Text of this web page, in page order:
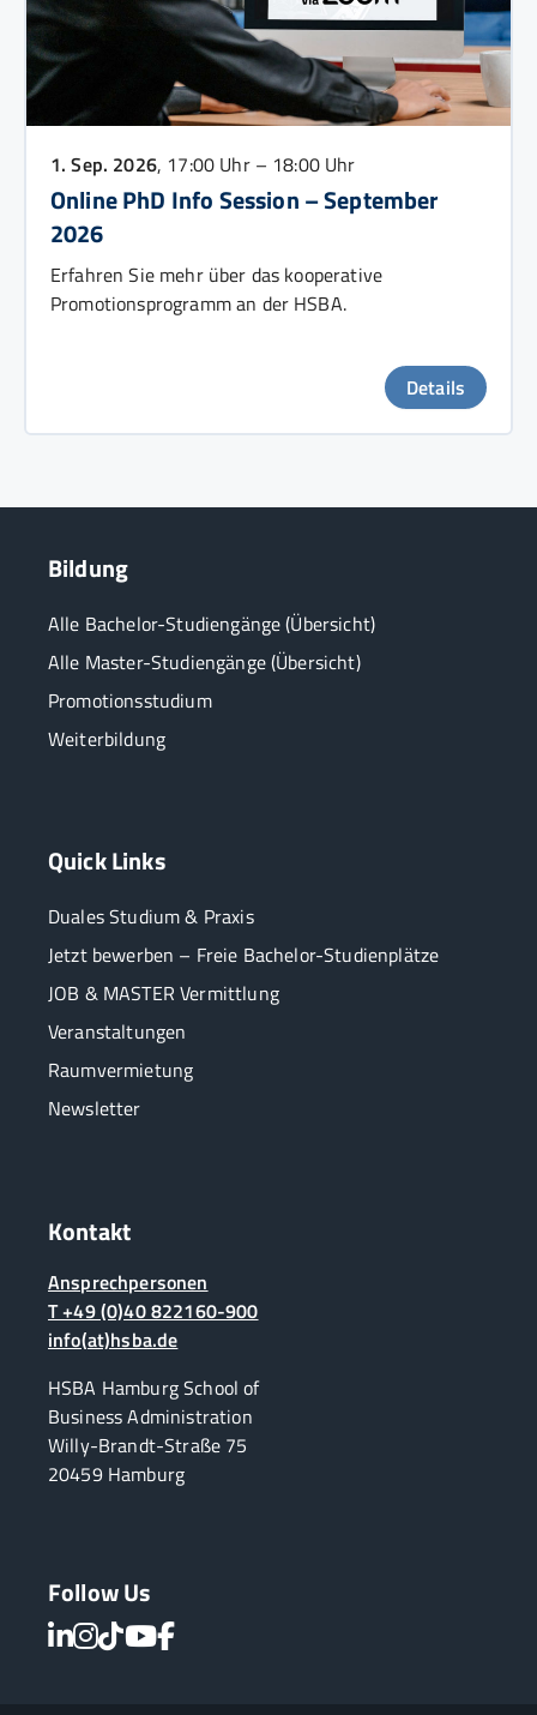
1. Sep. 2026, 17:00 Uhr – 18:00 Uhr
Online PhD Info Session – September
2026
Erfahren Sie mehr über das kooperative
Promotionsprogramm an der HSBA.
Details
Bildung
Alle Bachelor-Studiengänge (Übersicht)
Alle Master-Studiengänge (Übersicht)
Promotionsstudium
Weiterbildung
Quick Links
Duales Studium & Praxis
Jetzt bewerben – Freie Bachelor-Studienplätze
JOB & MASTER Vermittlung
Veranstaltungen
Raumvermietung
Newsletter
Kontakt
Ansprechpersonen
T +49 (0)40 822160-900
info(at)hsba.de
HSBA Hamburg School of
Business Administration
Willy-Brandt-Straße 75
20459 Hamburg
Follow Us